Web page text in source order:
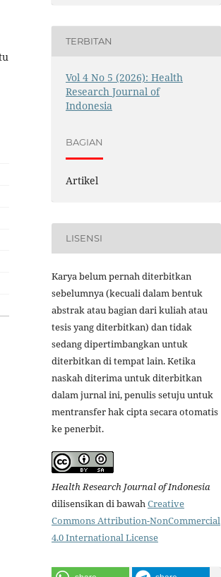
TERBITAN
Vol 4 No 5 (2026): Health
Research Journal of
Indonesia
BAGIAN
Artikel
LISENSI
Karya belum pernah diterbitkan
sebelumnya (kecuali dalam bentuk
abstrak atau bagian dari kuliah atau
tesis yang diterbitkan) dan tidak
sedang dipertimbangkan untuk
diterbitkan di tempat lain. Ketika
naskah diterima untuk diterbitkan
dalam jurnal ini, penulis setuju untuk
mentransfer hak cipta secara otomatis
ke penerbit.
Health Research Journal of Indonesia
dilisensikan di bawahCreative
Commons Attribution-NonCommercial
4.0 International License